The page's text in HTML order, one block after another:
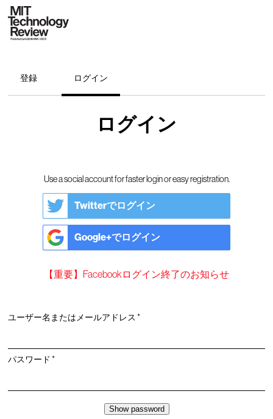
登録 ログイン
ログイン
Use a social account for faster login or easy registration.
Twitterでログイン
Google+でログイン
【重要】Facebookログイン終了のお知らせ
ユーザー名またはメールアドレス*必
パスワード*必